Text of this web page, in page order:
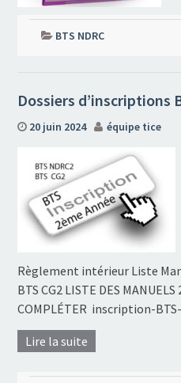
BTS NDRC
Dossiers d’inscriptions
20 juin 2024 équipe tice
Règlement intérieur Liste
BTS CG2 LISTE DES
COMPLÉTER inscription-
Lire la suite